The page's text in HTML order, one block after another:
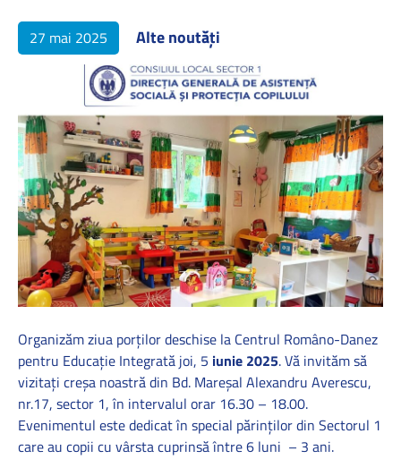
27 mai 2025 Alte noutăți
Organizăm ziua porților deschise la Centrul Româno-Danez
pentru Educație Integrată joi, 5 iunie 2025. Vă invităm să
vizitați creșa noastră din Bd. Mareșal Alexandru Averescu,
nr.17, sector 1, în intervalul orar 16.30 – 18.00.
Evenimentul este dedicat în special părinților din Sectorul 1
care au copii cu vârsta cuprinsă între 6 luni – 3 ani.